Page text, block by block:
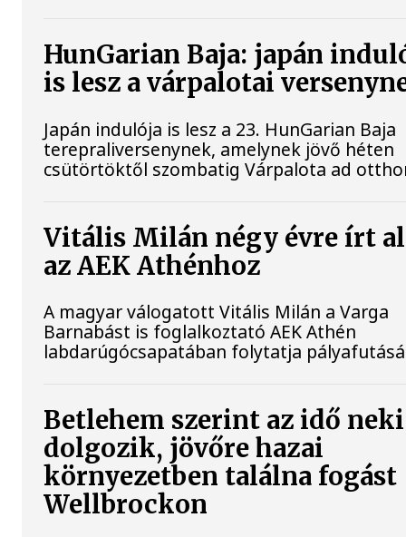
HunGarian Baja: japán
is lesz a várpalotai
Japán indulója is lesz a 23. HunGarian Baja
terepraliversenynek, amelynek jövő héten
csütörtöktől szombatig Várpalota ad
Vitális Milán négy évre írt
az AEK Athénhoz
A magyar válogatott Vitális Milán a Varga
Barnabást is foglalkoztató AEK Athén
labdarúgócsapatában folytatja
Betlehem szerint az idő neki
dolgozik, jövőre hazai
környezetben találna fogást
Wellbrockon